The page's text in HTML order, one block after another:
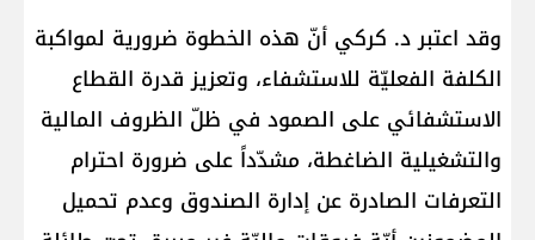
وقد اعتبر د. كركي أنّ هذه الخطوة ضرورية لمواكبة
الكلفة الفعليّة للاستشفاء، وتعزيز قدرة القطاع
الاستشفائي على الصمود في ظلّ الظروف المالية
والتشغيلية الضاغطة، مشدّداً على ضرورة احترام
التعرفات الصادرة عن إدارة الصندوق وعدم تحميل